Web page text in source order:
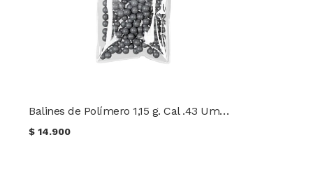
Balines de Polímero 1,15 g. Cal .43 Umarex 100 unidades
$14.900